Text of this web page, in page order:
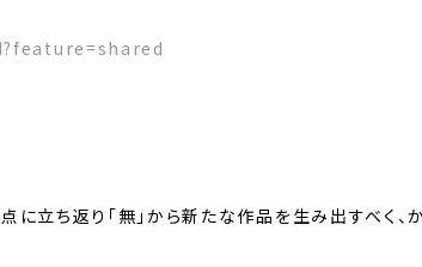
に立ち返り「無」から新たな作品を生み出すべく、か